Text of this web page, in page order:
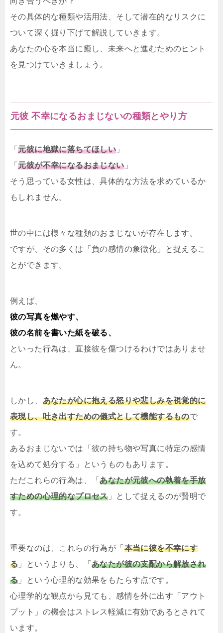
その具体的な種類や活用法、そして潜在的なリスクに
ついて深く掘り下げて解説していきます。
あなたの心を本当に癒し、未来へと進むためのヒント
を見つけていきましょう。
元彼 不幸になるおまじないの種類とやり方
「元彼に地獄に落ちてほしい 」
「元彼が不幸になるおまじない」
そう思っている女性は、具体的な方法を求めているか
もしれません。
世の中には様々な種類のおまじないが存在します。
ですが、その多くは「負の感情の象徴化」と捉えるこ
とができます。
例えば、
彼の写真を燃やす、
彼の名前を書いた紙を破る、
といった行為は、直接彼を傷つけるわけではありませ
ん。
しかし、 あなたが心に抱える怒りや悲しみを視覚的に
表現し、吐き出すための儀式として機能するもので
す。
あるおまじないでは「彼の持ち物や写真に特定の感情
を込めて処分する」というものもあります。
ただこれらの行為は、「あなたが元彼への執着を手放
すための心理的なプロセス」として捉えるのが賢明で
す。
重要なのは、これらの行為が「 本当に彼を不幸にす
る 」というよりも、「あなたが彼の支配から解放され
る 」という心理的な効果をもたらす点です。
心理学的な観点から見ても、感情を外に出す「アウト
プット」の機会はストレス軽減に有効であるとされて
います。